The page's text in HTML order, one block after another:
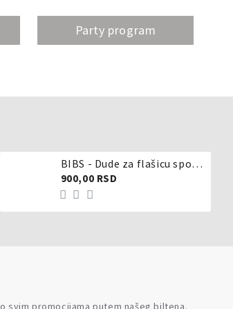
Party program
BIBS - Dude za flašicu sporijeg, srednjeg ili brzog protoka - silikon
900,00 RSD
svim promocijama putem našeg biltena.